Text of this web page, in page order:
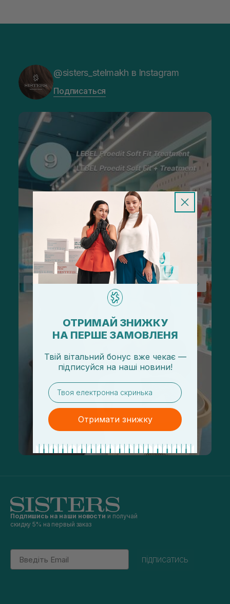
@sisters_stelmakh в Instagram
Подписаться
Подпишись на наши новости и получай
скидку 5% на первый заказ
Email
підписатись
ОТРИМАЙ ЗНИЖКУ
НА ПЕРШЕ ЗАМОВЛЕНЯ
Твій вітальний бонус вже чекає —
підписуйся на наші новини!
email
Отримати знижку